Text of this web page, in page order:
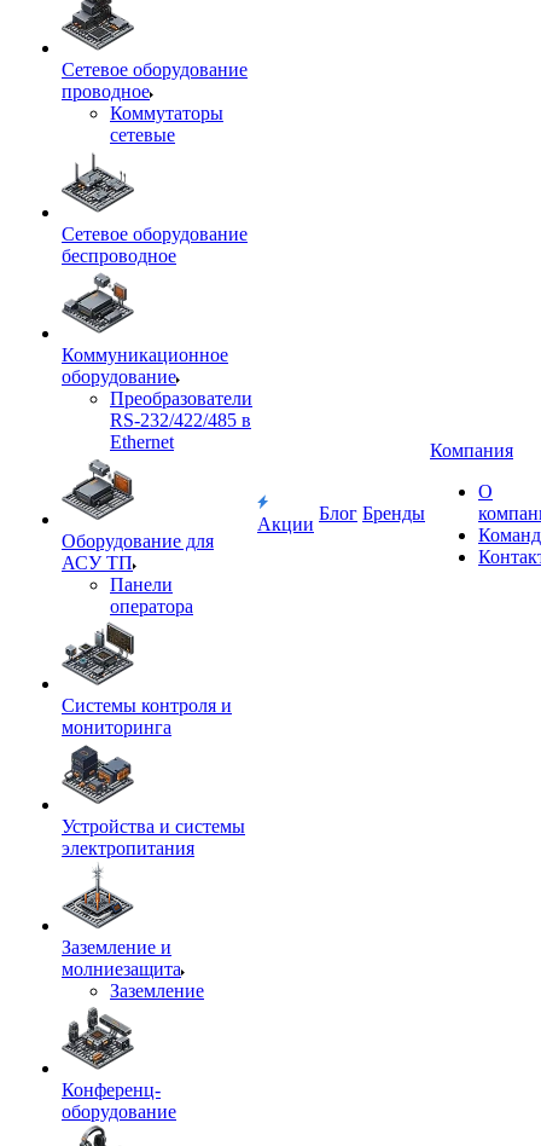
Сетевое оборудование
проводное
Коммутаторы
сетевые
Сетевое оборудование
беспроводное
Коммуникационное
оборудование
Преобразователи
RS-232/422/485 в
Ethernet
Оборудование для
АСУ ТП
Панели
оператора
Системы контроля и
мониторинга
Устройства и системы
электропитания
Заземление и
молниезащита
Заземление
Конференц-
оборудование
Акции
Блог Бренды
Компания
О